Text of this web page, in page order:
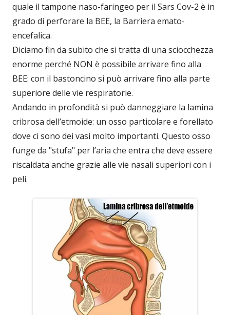
quale il tampone naso-faringeo per il Sars Cov-2 è in
grado di perforare la BEE, la Barriera emato-
encefalica.
Diciamo fin da subito che si tratta di una sciocchezza
enorme perché NON è possibile arrivare fino alla
BEE: con il bastoncino si può arrivare fino alla parte
superiore delle vie respiratorie.
Andando in profondità si può danneggiare la lamina
cribrosa dell’etmoide: un osso particolare e forellato
dove ci sono dei vasi molto importanti. Questo osso
funge da "stufa" per l’aria che entra che deve essere
riscaldata anche grazie alle vie nasali superiori con i
peli.